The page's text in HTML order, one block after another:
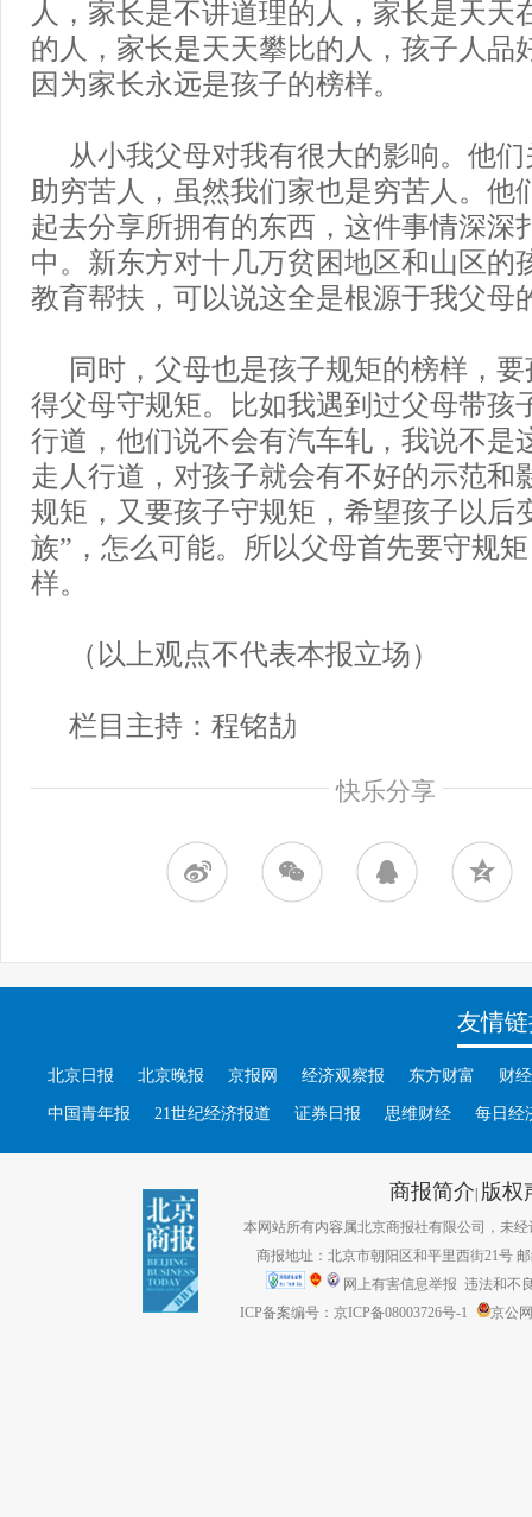
人，家长是不讲道理的人，家长是天天
的人，家长是天天攀比的人，孩子人品
因为家长永远是孩子的榜样。
从小我父母对我有很大的影响。他
助穷苦人，虽然我们家也是穷苦人。他
起去分享所拥有的东西，这件事情深深
中。新东方对十几万贫困地区和山区的
教育帮扶，可以说这全是根源于我父母
同时，父母也是孩子规矩的榜样，
得父母守规矩。比如我遇到过父母带孩
行道，他们说不会有汽车轧，我说不是
走人行道，对孩子就会有不好的示范和
规矩，又要孩子守规矩，希望孩子以后
族”，怎么可能。所以父母首先要守规
样。
（以上观点不代表本报立场）
栏目主持：程铭劼
快乐分享
友情
北京日报 北京晚报 京报网 经济观察报 东方财富 财
中国青年报 21世纪经济报道 证券日报 思维财经 每日经
商报简介| 版权
本网站所有内容属北京商报社有限公司，未经
商报地址：北京市朝阳区和平里西街21号
网上有害信息举报 违法和不
ICP备案编号：京ICP备08003726号-1
京公